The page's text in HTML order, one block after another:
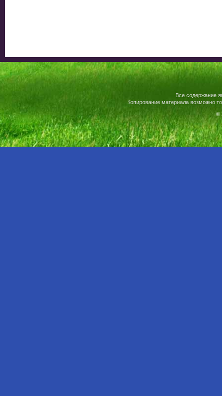
Все содержание
Копирование материала возможно
©